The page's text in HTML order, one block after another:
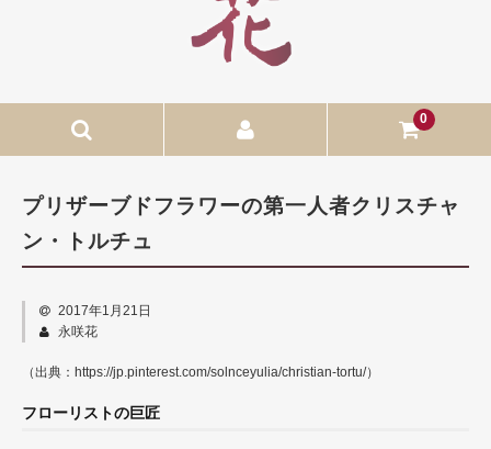
0
商品カテゴリー
仏壇用仏花
仏壇用ハーバリウム
プリザーブドフラワーの第一人者クリスチャ
ン・トルチュ
2017年1月21日
永咲花
（出典：https://jp.pinterest.com/solnceyulia/christian-tortu/）
フローリストの巨匠